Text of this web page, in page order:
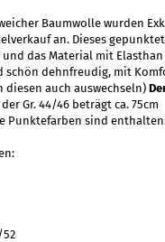
Baumwolle wurden
an. Dieses
das Material mit
schön dehnfreudig, mit
diesen auch auswechseln)
Gr. 44/46 beträgt ca. 75cm
Punktefarben sind
52